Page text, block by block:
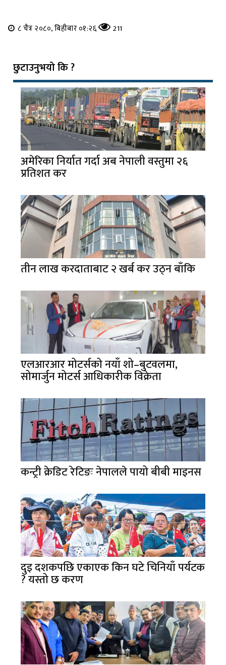
८ चैत्र २०८०, बिहीबार ०१:२६ 211
छुटाउनुभयो कि ?
अमेरिका निर्यात गर्दा अब नेपाली वस्तुमा २६
प्रतिशत कर
तीन लाख करदाताबाट २ खर्ब कर उठ्न बाँकि
एलआरआर मोटर्सको नयाँ शो–बुटवलमा,
सोमार्जुन मोटर्स आधिकारीक विक्रेता
कन्ट्री क्रेडिट रेटिङः नेपालले पायो बीबी माइनस
दुइ दशकपछि एकाएक किन घटे चिनियाँ पर्यटक
? यस्तो छ करण